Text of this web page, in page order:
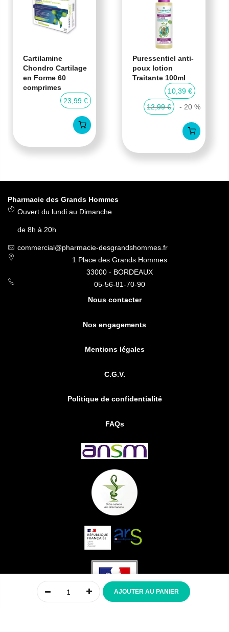
Cartilamine
Chondro Cartilage
en Forme 60
comprimes
23,99 €
Puressentiel anti-
poux lotion
Traitante 100ml
10,39 €
12,99 €
- 20 %
Pharmacie des Grands Hommes
Ouvert du lundi au Dimanche
de 8h à 20h
commercial@pharmacie-desgrandshommes.fr
1 Place des Grands Hommes
33000 - BORDEAUX
05-56-81-70-90
Nous contacter
Nos engagements
Mentions légales
C.G.V.
Politique de confidentialité
FAQs
Accueil Mon panier
AJOUTER AU PANIER